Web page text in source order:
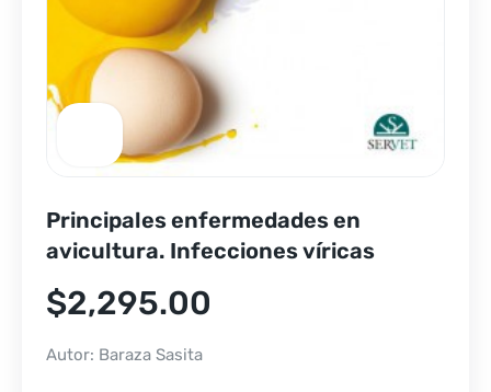
Principales enfermedades en
avicultura. Infecciones víricas
$2,295.00
Autor: Baraza Sasita